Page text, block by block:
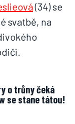
(34) se
svatbě, na
o trůny čeká
se stane tátou!